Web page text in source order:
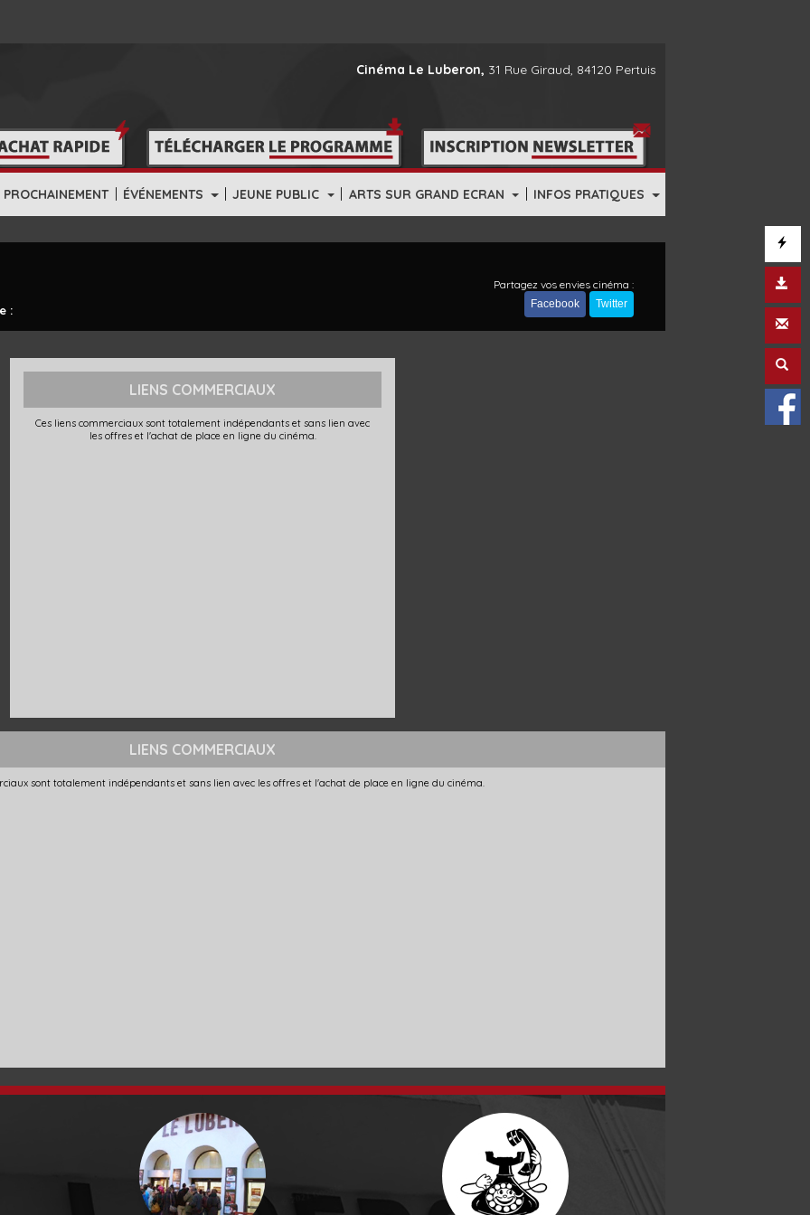
PROCHAINEMENT | ÉVÉNEMENTS | JEUNE PUBLIC | ARTS SUR GRAND ECRAN | INFOS PRATIQUES
Cinéma Le Luberon, 31 Rue Giraud, 84120 Pertuis
:
Partagez vos envies cinéma :
Facebook Twitter
LIENS COMMERCIAUX
Ces liens commerciaux sont totalement indépendants et sans lien avec
les offres et l'achat de place en ligne du cinéma.
LIENS COMMERCIAUX
sont totalement indépendants et sans lien avec les offres et l'achat de place en ligne du cinéma.